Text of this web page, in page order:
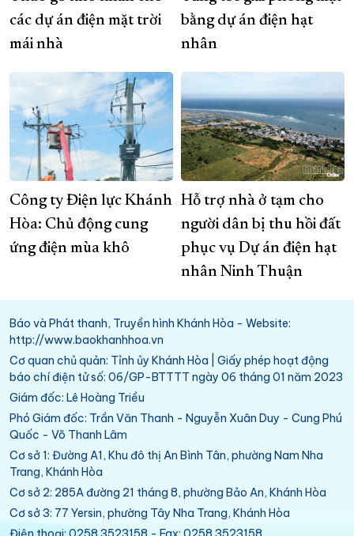
các dự án điện mặt trời
mái nhà
bằng dự án điện hạt
nhân
Công ty Điện lực Khánh
Hòa: Chủ động cung
ứng điện mùa khô
Hỗ trợ nhà ở tạm cho
người dân bị thu hồi đất
phục vụ Dự án điện hạt
nhân Ninh Thuận
Báo và Phát thanh, Truyền hình Khánh Hòa - Website:
http://www.baokhanhhoa.vn
Cơ quan chủ quản: Tỉnh ủy Khánh Hòa | Giấy phép hoạt động
báo chí điện tử số: 06/GP-BTTTT ngày 06 tháng 01 năm 2023
Giám đốc: Lê Hoàng Triều
Phó Giám đốc: Trần Văn Thanh - Nguyễn Xuân Duy - Cung Phú
Quốc - Võ Thanh Lâm
Cơ sở 1: Đường A1, Khu đô thị An Bình Tân, phường Nam Nha
Trang, Khánh Hòa
Cơ sở 2: 285A đường 21 tháng 8, phường Bảo An, Khánh Hòa
Cơ sở 3: 77 Yersin, phường Tây Nha Trang, Khánh Hòa